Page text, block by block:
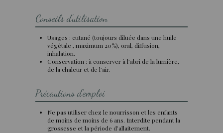
Conseils d'utilisation
Usages : cutané (toujours diluée dans une huile
végétale , maximum 20%), oral, diffusion,
inhalation.
Conservation : à conserver à l’abri de la lumière,
de la chaleur et de l’air.
Précautions d'emploi
Ne pas utiliser chez le nourrisson et les enfants
de moins de moins de 6 ans. Interdite pendant la
grossesse et la période d’allaitement.